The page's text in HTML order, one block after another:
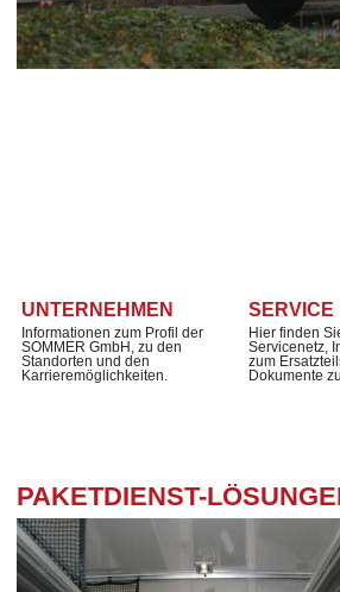
UNTERNEHMEN
Informationen zum Profil der
SOMMER GmbH, zu den
Standorten und den
Karrieremöglichkeiten.
SERVICE
Hier finden
Servicenetz,
zum
Dokumente
PAKETDIENST-